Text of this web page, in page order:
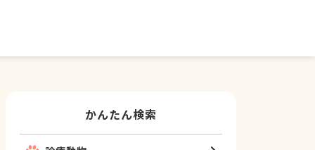
かんたん検索